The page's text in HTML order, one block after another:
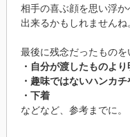
相手の喜ぶ顔を思い浮
出来るかもしれませんね
最後に残念だったものを
・自分が渡したものよ
・趣味ではないハンカ
・下着
などなど、参考までに。